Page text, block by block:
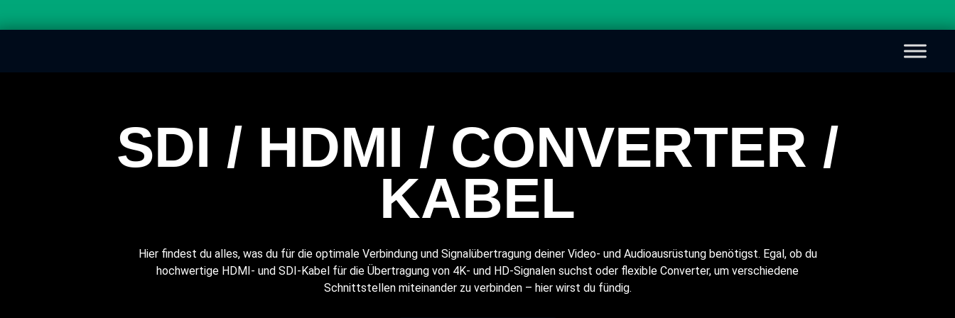
SDI / HDMI / CONVERTER /
KABEL
Hier findest du alles, was du für die optimale Verbindung und Signalübertragung deiner Video- und Audioausrüstung benötigst. Egal, ob du
hochwertige HDMI- und SDI-Kabel für die Übertragung von 4K- und HD-Signalen suchst oder flexible Converter, um verschiedene
Schnittstellen miteinander zu verbinden – hier wirst du fündig.